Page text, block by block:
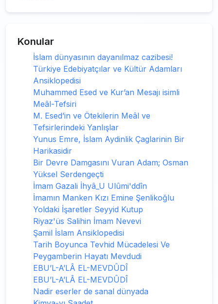
Konular
İslam dünyasının dayanılmaz cazibesi!
Türkiye Edebiyatçılar ve Kültür Adamları
Ansiklopedisi
Muhammed Esed ve Kur’an Mesajı isimli
Meâl-Tefsiri
M. Esed’in ve Ötekilerin Meâl ve
Tefsirlerindeki Yanlışlar
Yunus Emre, İslam Aydinlik Çaglarinin Bir
Harikasidir
Bir Devre Damgasını Vuran Adam; Osman
Yüksel Serdengeçti
İmam Gazali İhyâ_U Ulûmi'ddîn
İmamın Manken Kızı Emine Şenlikoğlu
Yoldaki İşaretler Seyyid Kutup
Riyaz'üs Salihin İmam Nevevi
Şamil İslam Ansiklopedisi
Tarih Boyunca Tevhid Mücadelesi Ve
Peygamberin Hayatı Mevdudi
EBU’L-A’LÂ EL-MEVDÛDÎ
EBU’L-A’LÂ EL-MEVDÛDÎ
Nadir eserler de sanal dünyada